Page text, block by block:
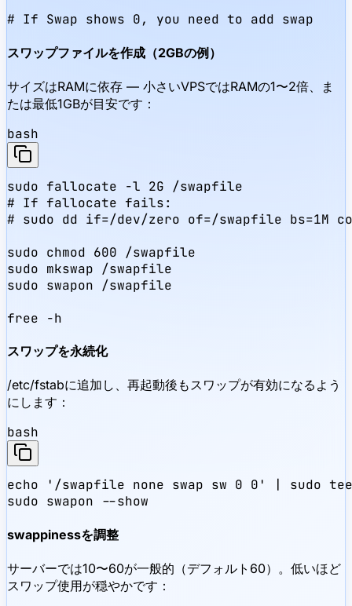
# If Swap shows 0, you need to add swap
スワップファイルを作成（2GBの例）
サイズはRAMに依存 — 小さいVPSではRAMの1〜2倍、ま
たは最低1GBが目安です：
bash
sudo fallocate -l 2G /swapfile
# If fallocate fails:
# sudo dd if=/dev/zero of=/swapfile bs=1M
sudo chmod 600 /swapfile
sudo mkswap /swapfile
sudo swapon /swapfile
free -h
スワップを永続化
/etc/fstabに追加し、再起動後もスワップが有効になるよう
にします：
bash
echo '/swapfile none swap sw 0 0' | sudo
sudo swapon --show
swappinessを調整
サーバーでは10〜60が一般的（デフォルト60）。低いほど
スワップ使用が穏やかです：